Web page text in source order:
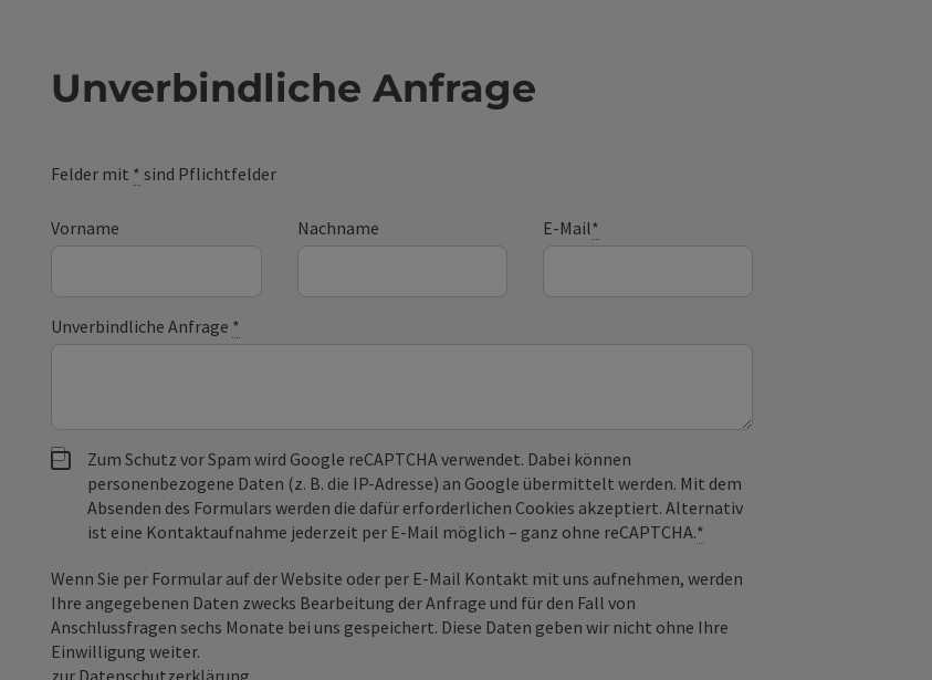
Unverbindliche Anfrage
Felder mit * sind Pflichtfelder
Vorname Nachname E-Mail*
Unverbindliche Anfrage *
Zum Schutz vor Spam wird Google reCAPTCHA verwendet. Dabei können
personenbezogene Daten (z. B. die IP-Adresse) an Google übermittelt werden. Mit dem
Absenden des Formulars werden die dafür erforderlichen Cookies akzeptiert. Alternativ
ist eine Kontaktaufnahme jederzeit per E-Mail möglich – ganz ohne reCAPTCHA.*
Wenn Sie per Formular auf der Website oder per E-Mail Kontakt mit uns aufnehmen, werden
Ihre angegebenen Daten zwecks Bearbeitung der Anfrage und für den Fall von
Anschlussfragen sechs Monate bei uns gespeichert. Diese Daten geben wir nicht ohne Ihre
Einwilligung weiter.